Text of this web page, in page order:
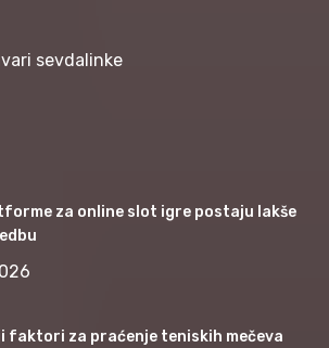
sevdalinke
za online slot igre postaju lakše
faktori za praćenje teniskih mečeva